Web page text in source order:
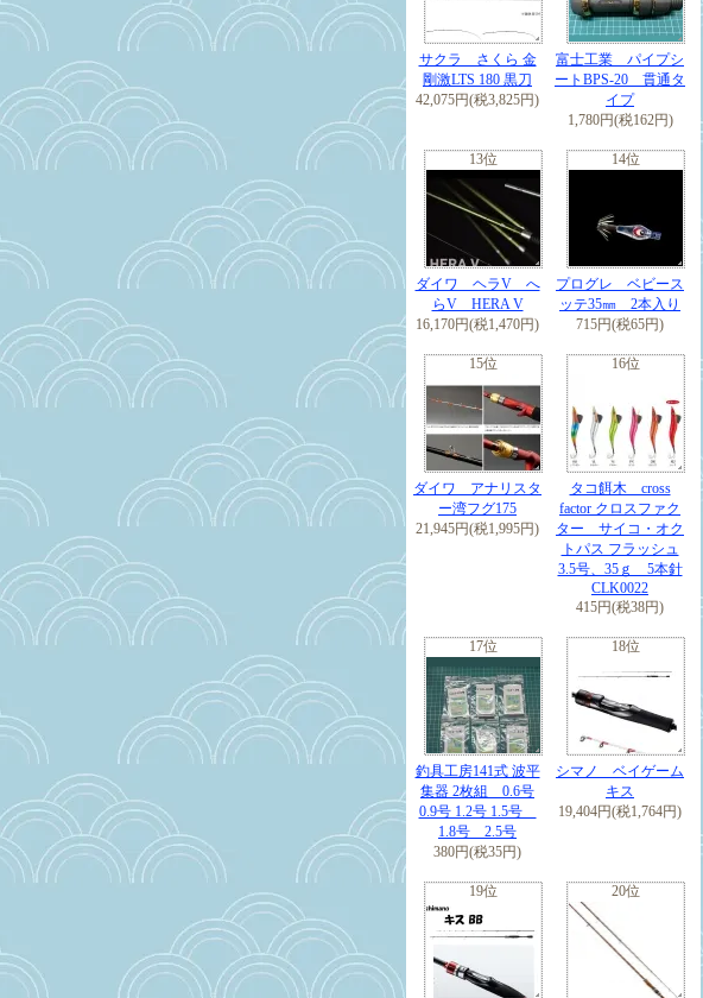
サクラ さくら 金
剛激LTS 180 黒刀
42,075円(税3,825円)
富士工業 パイプシ
ートBPS-20 貫通タ
イプ
1,780円(税162円)
13位
ダイワ ヘラV へ
らV HERA V
16,170円(税1,470円)
14位
プログレ ベビース
ッテ35㎜ 2本入り
715円(税65円)
15位
ダイワ アナリスタ
ー湾フグ175
21,945円(税1,995円)
16位
タコ餌木 cross
factor クロスファク
ター サイコ・オク
トパス フラッシュ
3.5号、35ｇ 5本針
CLK0022
415円(税38円)
17位
釣具工房141式 波平
集器 2枚組 0.6号
0.9号 1.2号 1.5号
1.8号 2.5号
380円(税35円)
18位
シマノ ベイゲーム
キス
19,404円(税1,764円)
19位 20位